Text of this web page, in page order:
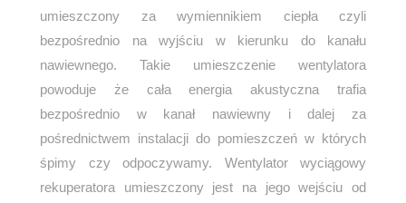
umieszczony za wymiennikiem ciepła czyli
bezpośrednio na wyjściu w kierunku do kanału
nawiewnego. Takie umieszczenie wentylatora
powoduje że cała energia akustyczna trafia
bezpośrednio w kanał nawiewny i dalej za
pośrednictwem instalacji do pomieszczeń w których
śpimy czy odpoczywamy. Wentylator wyciągowy
rekuperatora umieszczony jest na jego wejściu od